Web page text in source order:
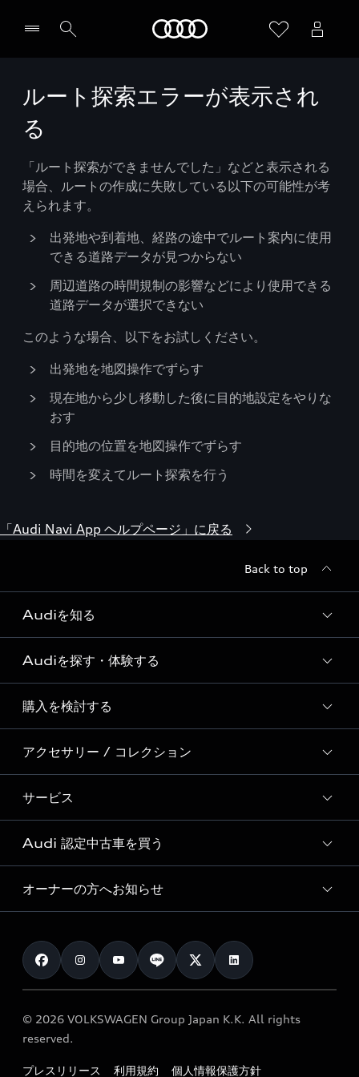
ルート探索エラーが表示され
る
「ルート探索ができませんでした」などと表示される
場合、ルートの作成に失敗している以下の可能性が考
えられます。
出発地や到着地、経路の途中でルート案内に使用
できる道路データが見つからない
周辺道路の時間規制の影響などにより使用できる
道路データが選択できない
このような場合、以下をお試しください。
出発地を地図操作でずらす
現在地から少し移動した後に目的地設定をやりな
おす
目的地の位置を地図操作でずらす
時間を変えてルート探索を行う
「Audi Navi App ヘルプページ」に戻る
Back to top
Audiを知る
Audi ブランド
Story of Progress
Audi Sport
Formula 1®
デジタルサービス
Audiを探す・体験する
ディーラー検索
新車在庫検索
試乗車・展示車検索
見積もり依頼
試乗予約
購入を検討する
モデル一覧
特別仕様モデル / 限定モデル
e-tronラインアップ
価格シミュレーション
車両比較
カタログ一覧
アクセサリー / コレクション
純正アクセサリー
オンラインショップ
Audi collection
アウディナビアプリ
サービス
サービス入庫予約
サービスプログラム
メンテナンス
車検 / 定期点検
e-tronアフターサポート
myAudi
Audi 認定中古車を買う
Audi認定中古車
クオリティ
保証
メンテナンス
オーナーの方へお知らせ
お知らせ
オーナー様向けキャンペーン
特定整備適用車一覧
リサイクル法
© 2026 VOLKSWAGEN Group Japan K.K. All rights
reserved.
プレスリリース 利用規約 個人情報保護方針